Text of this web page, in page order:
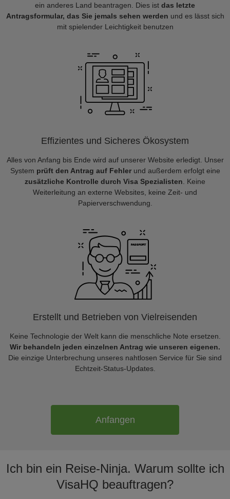
ein anderes Land beantragen. Dies ist das letzte
Antragsformular, das Sie jemals sehen werden und es lässt sich
mit spielender Leichtigkeit benutzen
Effizientes und Sicheres Ökosystem
Alles von Anfang bis Ende wird auf unserer Website erledigt. Unser
System prüft den Antrag auf Fehlerund außerdem erfolgt eine
zusätzliche Kontrolle durch Visa Spezialisten . Keine
Weiterleitung an externe Websites, keine Zeit- und
Papierverschwendung.
Erstellt und Betrieben von Vielreisenden
Keine Technologie der Welt kann die menschliche Note ersetzen.
Wir behandeln jeden einzelnen Antrag wie unseren eigenen.
Die einzige Unterbrechung unseres nahtlosen Service für Sie sind
Echtzeit-Status-Updates.
Anfangen
Ich bin ein Reise-Ninja. Warum sollte ich
VisaHQ beauftragen?